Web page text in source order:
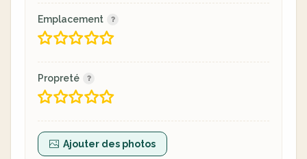
Emplacement
Propreté
Ajouter des photos